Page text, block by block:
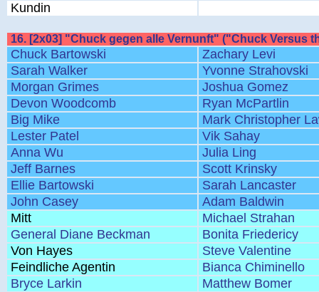
Kundin
16. [2x03] "Chuck gegen alle Vernunft" ("Chuck Versus
Chuck Bartowski
Zachary Levi
Sarah Walker
Yvonne Strahovski
Morgan Grimes
Joshua Gomez
Devon Woodcomb
Ryan McPartlin
Big Mike
Mark Christopher
Lester Patel
Vik Sahay
Anna Wu
Julia Ling
Jeff Barnes
Scott Krinsky
Ellie Bartowski
Sarah Lancaster
John Casey
Adam Baldwin
Mitt
Michael Strahan
General Diane Beckman
Bonita Friedericy
Von Hayes
Steve Valentine
Feindliche Agentin
Bianca Chiminello
Bryce Larkin
Matthew Bomer